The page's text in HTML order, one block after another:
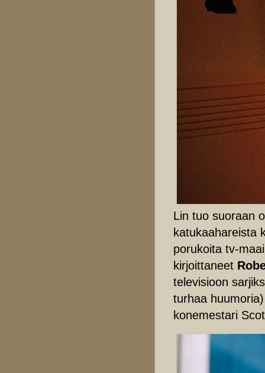
Lin tuo suoraan
katukaahareista
porukoita tv-
kirjoittaneet
televisioon
turhaa
konemestari